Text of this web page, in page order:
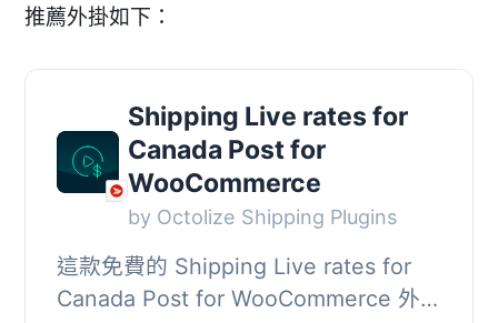
推薦外掛如下：
Shipping Live rates for
Canada Post for
WooCommerce
by Octolize Shipping Plugins
這款免費的 Shipping Live rates for
Canada Post for WooCommerce 外